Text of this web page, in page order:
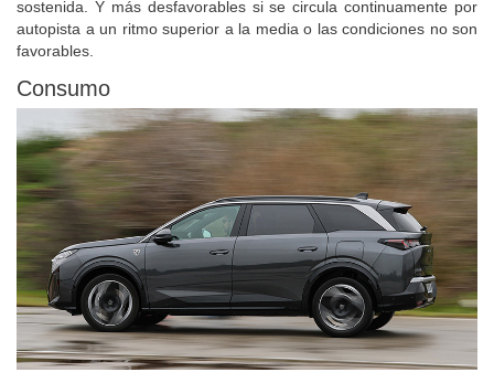
Consumo
sostenida. Y más desfavorables si se circula continuamente por
autopista a un ritmo superior a la media o las condiciones no son